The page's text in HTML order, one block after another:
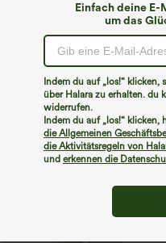
Einfach deine
um das
Indem du auf „los!“
über Halara zu erhalten. du
widerrufen.
Indem du auf „los!“ klicken,
die Allgemeinen
die Aktivitätsregeln von
und erkennen die
€35,95 EUR €44,95 EUR
Kaufen Sie 2 Stück für 61,54 € oder 4
und Taschen, gewaschener, lässiger